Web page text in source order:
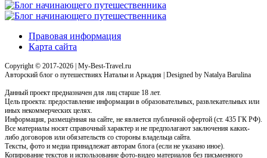
Правовая информация
Карта сайта
Copyright © 2017-2026 | My-Best-Travel.ru
Авторский блог о путешествиях Натальи и Аркадия | Designed by Natalya Barulina
Данный проект предназначен для лиц старше 18 лет.
Цель проекта: предоставление информации в образовательных, развлекательных или
иных некоммерческих целях.
Информация, размещённая на сайте, не является публичной офертой (ст. 435 ГК РФ).
Все материалы носят справочный характер и не предполагают заключения каких-
либо договоров или обязательств со стороны владельца сайта.
Тексты, фото и медиа принадлежат авторам блога (если не указано иное).
Копирование текстов и использование фото-видео материалов без письменного